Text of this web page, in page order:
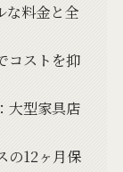
な料金と全
コストを抑
大型家具店
の12ヶ月保